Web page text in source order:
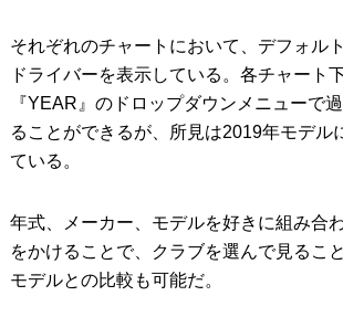
それぞれのチャートにおいて、デフォル
ドライバーを表示している。各チャート
『YEAR』のドロップダウンメニューで
ることができるが、所見は2019年モデル
ている。
年式、メーカー、モデルを好きに組み合
をかけることで、クラブを選んで見るこ
モデルとの比較も可能だ。